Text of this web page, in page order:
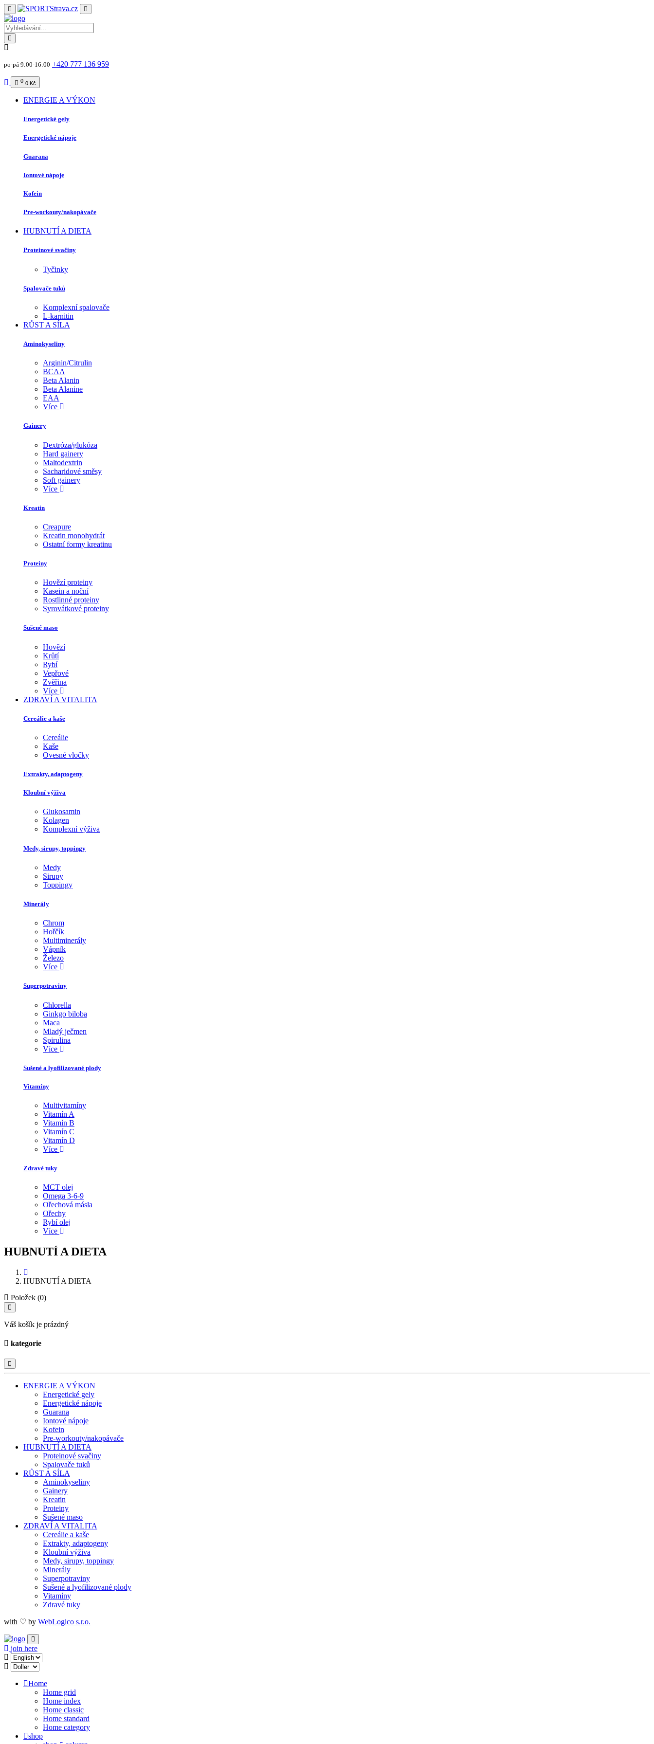
po-pá 9:00-16:00 +420 777 136 959
0 0 Kč
ENERGIE A VÝKON
Energetické gely
Energetické nápoje
Guarana
Iontové nápoje
Kofein
Pre-workouty/nakopávače
HUBNUTÍ A DIETA
Proteinové svačiny
Tyčinky
Spalovače tuků
Komplexní spalovače
L-karnitin
RŮST A SÍLA
Aminokyseliny
Arginin/Citrulin
BCAA
Beta Alanin
Beta Alanine
EAA
Více
Gainery
Dextróza/glukóza
Hard gainery
Maltodextrin
Sacharidové směsy
Soft gainery
Více
Kreatin
Creapure
Kreatin monohydrát
Ostatní formy kreatinu
Proteiny
Hovězí proteiny
Kasein a noční
Rostlinné proteiny
Syrovátkové proteiny
Sušené maso
Hovězí
Krůtí
Rybí
Vepřové
Zvěřina
Více
ZDRAVÍ A VITALITA
Cereálie a kaše
Cereálie
Kaše
Ovesné vločky
Extrakty, adaptogeny
Kloubní výživa
Glukosamin
Kolagen
Komplexní výživa
Medy, sirupy, toppingy
Medy
Sirupy
Toppingy
Minerály
Chrom
Hořčík
Multiminerály
Vápník
Železo
Více
Superpotraviny
Chlorella
Ginkgo biloba
Maca
Mladý ječmen
Spirulina
Více
Sušené a lyofilizované plody
Vitamíny
Multivitamíny
Vitamín A
Vitamín B
Vitamín C
Vitamín D
Více
Zdravé tuky
MCT olej
Omega 3-6-9
Ořechová másla
Ořechy
Rybí olej
Více
HUBNUTÍ A DIETA
HUBNUTÍ A DIETA
Položek (0)
Váš košík je prázdný
kategorie
ENERGIE A VÝKON
Energetické gely
Energetické nápoje
Guarana
Iontové nápoje
Kofein
Pre-workouty/nakopávače
HUBNUTÍ A DIETA
Proteinové svačiny
Spalovače tuků
RŮST A SÍLA
Aminokyseliny
Gainery
Kreatin
Proteiny
Sušené maso
ZDRAVÍ A VITALITA
Cereálie a kaše
Extrakty, adaptogeny
Kloubní výživa
Medy, sirupy, toppingy
Minerály
Superpotraviny
Sušené a lyofilizované plody
Vitamíny
Zdravé tuky
with ♡ by WebLogico s.r.o.
join here
Home
Home grid
Home index
Home classic
Home standard
Home category
shop